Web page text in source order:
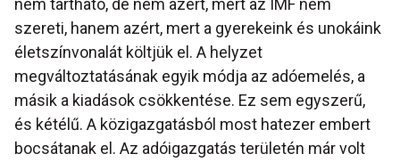
nem tartható, de nem azért, mert az IMF nem
szereti, hanem azért, mert a gyerekeink és unokáink
életszínvonalát költjük el. A helyzet
megváltoztatásának egyik módja az adóemelés, a
másik a kiadások csökkentése. Ez sem egyszerű,
és kétélű. A közigazgatásból most hatezer embert
bocsátanak el. Az adóigazgatás területén már volt